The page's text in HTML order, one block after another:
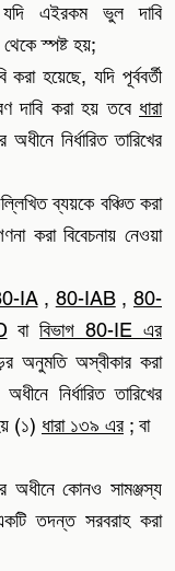
এইরকম ভুল দাবি
স্পষ্ট হয়;
হয়েছে, যদি পূর্ববর্তী
দাবি করা হয় তবে ধারা
নির্ধারিত তারিখের
ব্যয়কে বঞ্চিত করা
করা বিবেচনায় নেওয়া
IA, 80-IAB, 80-
বাবিভাগ 80-IE এর
অনুমতি অস্বীকার করা
নির্ধারিত তারিখের
(১) ধারা ১৩৯ এর; বা
অধীনে কোনও সামঞ্জস্য
তদন্ত সরবরাহ করা